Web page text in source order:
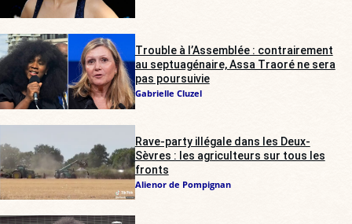
Trouble à l’Assemblée : contrairement
au septuagénaire, Assa Traoré ne sera
pas poursuivie
Gabrielle Cluzel
Rave-party illégale dans les Deux-
Sèvres : les agriculteurs sur tous les
fronts
Alienor de Pompignan